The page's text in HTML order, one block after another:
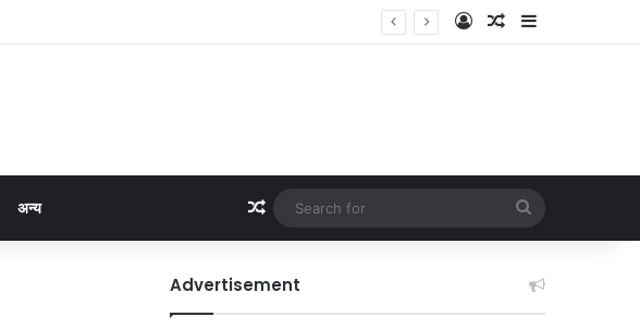
Log InRandom Article
Sidebar
अन्य Random Article
for
Advertisement